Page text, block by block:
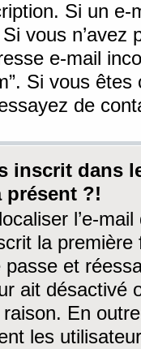
Si un
vous n’avez
e-mail
Si vous
de
inscrit dans
présent ?!
l’e-
la première
et
ait désactivé
En
les